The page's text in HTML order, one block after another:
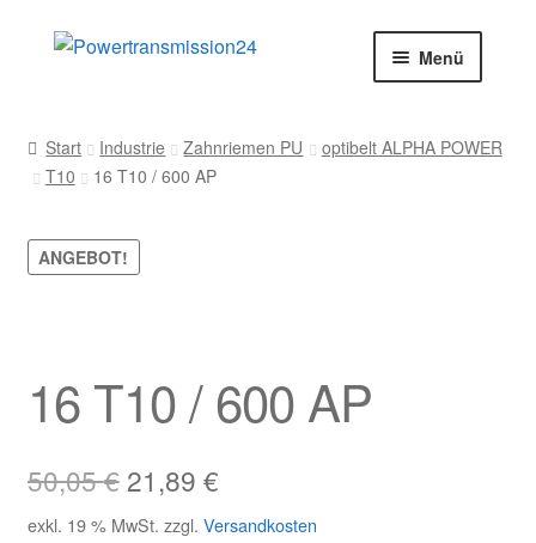
Zur
Zum
Menü
AGB
Blog
Kasse
Kontakt
Start Industrie Zahnriemen PU
optibelt ALPHA POWER
T10
16 T10 / 600 AP
ANGEBOT!
16 T10 / 600 AP
50,05€ Ursprünglicher
Preis
21,89 €Aktueller
Preis
exkl. 19 % MwSt. zzgl. Versandkosten